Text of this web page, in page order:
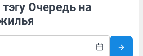
Очередь на